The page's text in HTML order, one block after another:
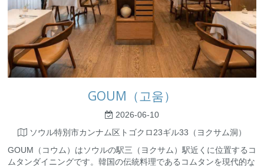
GOUM（고움）
2026-06-10
ソウル特別市カンナム区トゴクロ23ギル33（ヨクサム洞）
GOUM（コウム）はソウルの駅三（ヨクサム）駅近くに位置するコ
ムタンダイニングです。韓国の伝統料理であるコムタンを現代的な